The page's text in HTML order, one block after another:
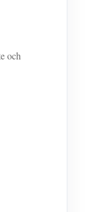
och